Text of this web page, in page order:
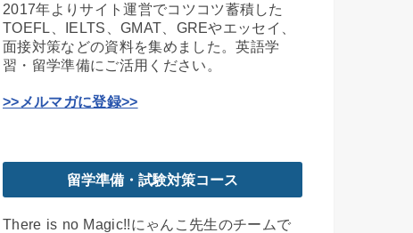
2017年よりサイト運営でコツコツ蓄積した
TOEFL、IELTS、GMAT、GREやエッセイ、
面接対策などの資料を集めました。英語学
習・留学準備にご活用ください。
>>メルマガに登録>>
留学準備・試験対策コース
There is no Magic!!にゃんこ先生のチームで